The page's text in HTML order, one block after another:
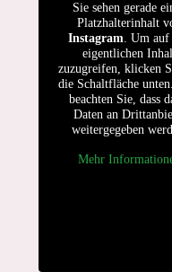
Sie sehen gerade
Platzhalterinhalt
Instagram. Um auf
eigentlichen
zuzugreifen, klicken
die Schaltfläche
beachten Sie, dass
Daten an
weitergegeben
Mehr